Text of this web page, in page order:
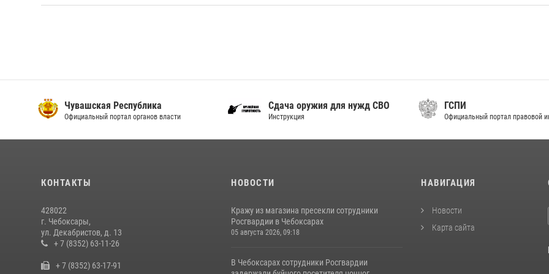
Чувашская Республика
Официальный портал органов власти
Сдача оружия для нужд СВО
Инструкция
ГСПИ
Официальный портал правовой
КОНТАКТЫ
428022
г. Чебоксары,
ул. Декабристов, д. 13
+ 7 (8352) 63-11-26
+ 7 (8352) 63-17-91
НОВОСТИ
Кражу из магазина пресекли сотрудники
Росгвардии в Чебоксарах
05 августа 2026, 09:18
В Чебоксарах сотрудники Росгвардии
НАВИГАЦИЯ
Новости
Карта сайта